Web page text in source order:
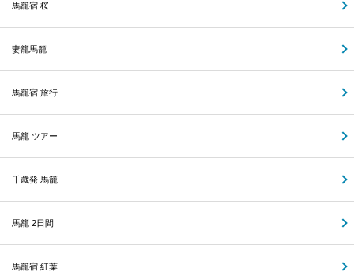
馬籠宿 桜
妻籠馬籠
馬籠宿 旅行
馬籠 ツアー
千歳発 馬籠
馬籠 2日間
馬籠宿 紅葉